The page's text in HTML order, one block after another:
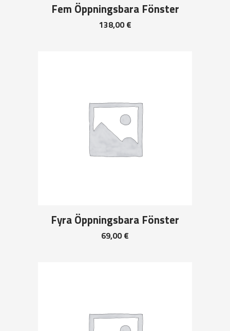
Fem Öppningsbara Fönster
138,00€
Fyra Öppningsbara Fönster
69,00€